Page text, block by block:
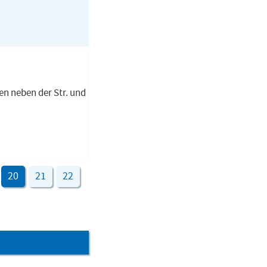
neben der Str. und
20 21 22